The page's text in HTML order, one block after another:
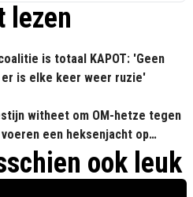
lezen
is totaal KAPOT: 'Geen
is elke keer weer ruzie'
witheet om OM-hetze tegen
een heksenjacht op
ook leuk